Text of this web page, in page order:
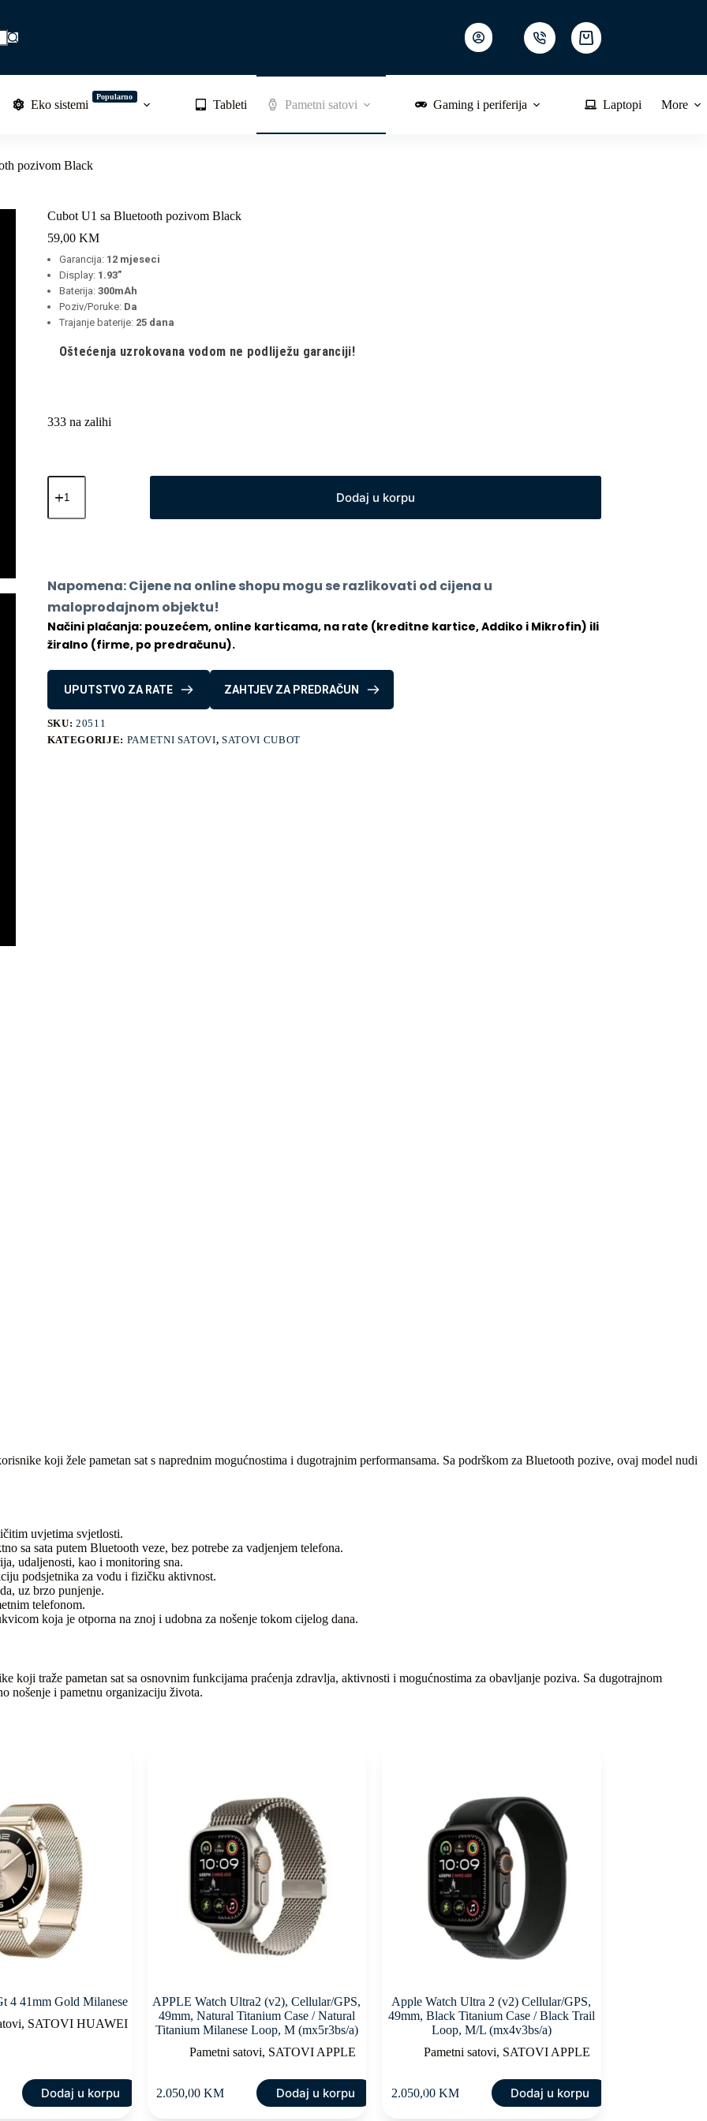
Shopping
cart
Eko sistemi
Popularno
Tableti Pametni satovi Gaming i periferija Laptopi More
pozivom Black
Cubot U1 sa Bluetooth pozivom Black
59,00 KM
Garancija: 12 mjeseci
Display: 1.93”
Baterija: 300mAh
Poziv/Poruke: Da
Trajanje baterije: 25 dana
Oštećenja uzrokovana vodom ne podliježu garanciji!
333 na zalihi
Cubot
U1
Bluetooth
Dodaj u korpu
Napomena: Cijene na online shopu mogu se razlikovati od cijena u
maloprodajnom objektu!
Načini plaćanja: pouzećem, online karticama, na rate (kreditne kartice, Addiko i Mikrofin) ili
žiralno (firme, po predračunu).
UPUTSTVO ZA RATE ZAHTJEV ZA PREDRAČUN
SKU:20511
KATEGORIJE: PAMETNI SATOVI,SATOVI CUBOT
koji žele pametan sat s naprednim mogućnostima i dugotrajnim performansama. Sa podrškom za Bluetooth pozive, ovaj model nudi
uvjetima svjetlosti.
sa sata putem Bluetooth veze, bez potrebe za vadjenjem telefona.
udaljenosti, kao i monitoring sna.
podsjetnika za vodu i fizičku aktivnost.
uz brzo punjenje.
telefonom.
koja je otporna na znoj i udobna za nošenje tokom cijelog dana.
koji traže pametan sat sa osnovnim funkcijama praćenja zdravlja, aktivnosti i mogućnostima za obavljanje poziva. Sa dugotrajnom
nošenje i pametnu organizaciju života.
4 41mm Gold Milanese
, SATOVI HUAWEI
Dodaj u korpu
APPLE Watch Ultra2 (v2), Cellular/GPS,
49mm, Natural Titanium Case / Natural
Titanium Milanese Loop, M (mx5r3bs/a)
Pametni satovi, SATOVI APPLE
2.050,00KM Dodaj u korpu
Apple Watch Ultra 2 (v2) Cellular/GPS,
49mm, Black Titanium Case / Black Trail
Loop, M/L (mx4v3bs/a)
Pametni satovi, SATOVI APPLE
2.050,00 KM Dodaj u korpu